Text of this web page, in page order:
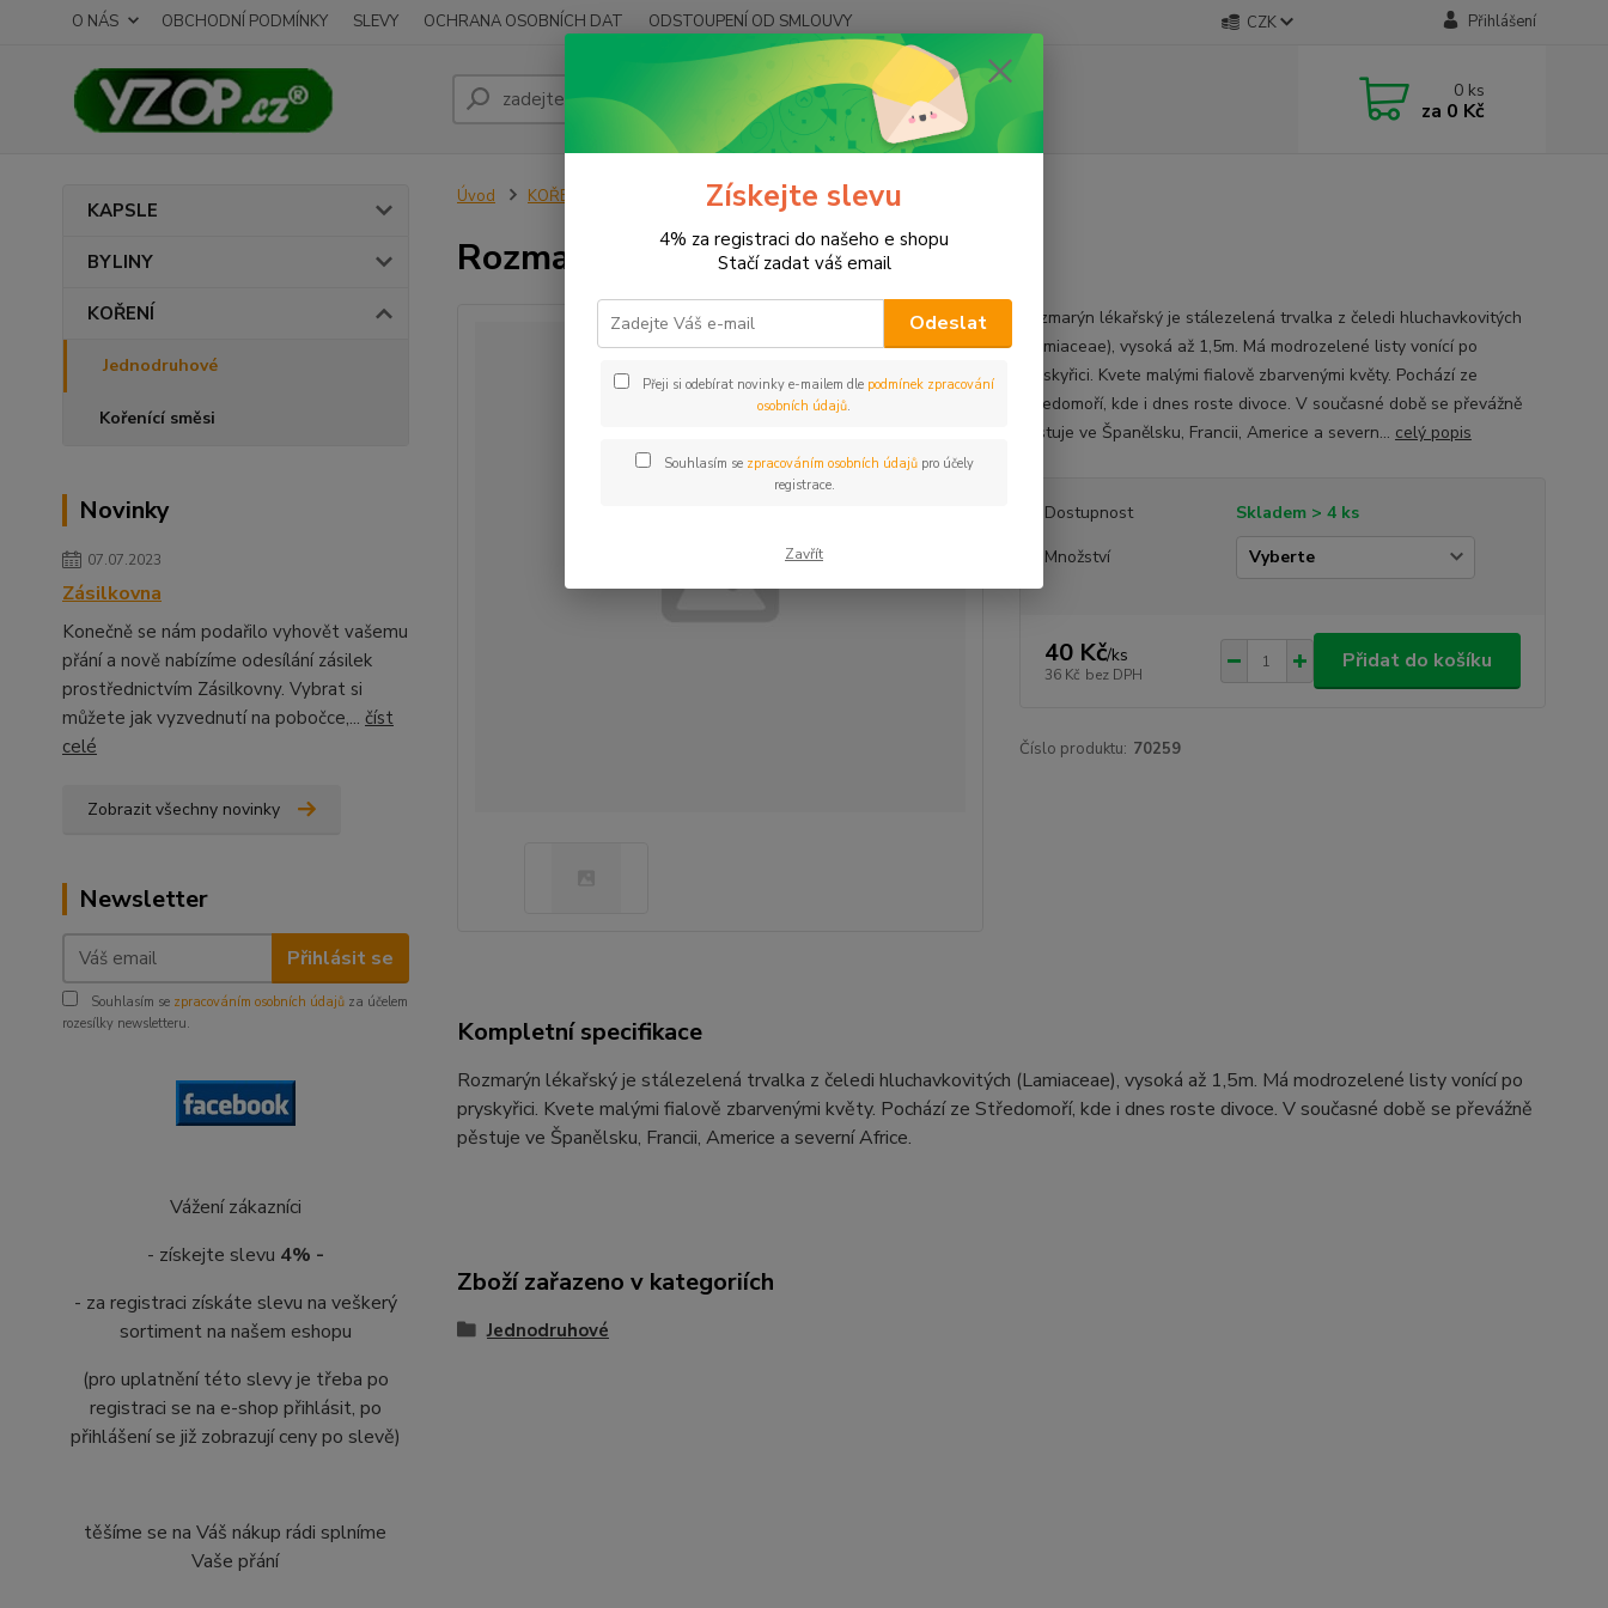
O NÁS OBCHODNÍ PODMÍNKY SLEVY OCHRANA OSOBNÍCH DAT ODSTOUPENÍ OD SMLOUVY CZK Přihlášení
Hledat 0 ks
za 0 Kč
KAPSLE
BYLINY
KOŘENÍ
Jednodruhové
Kořenící směsi
Novinky
07.07.2023
Zásilkovna
Konečně se nám podařilo vyhovět vašemu
přání a nově nabízíme odesílání zásilek
prostřednictvím Zásilkovny. Vybrat si
můžete jak vyzvednutí na pobočce,... číst
celé
Zobrazit všechny novinky
Newsletter
Přihlásit se
Souhlasím se zpracováním osobních údajů za účelem
rozesílky newsletteru.
Vážení zákazníci
- získejte slevu 4% -
- za registraci získáte slevu na veškerý
sortiment na našem eshopu
(pro uplatnění této slevy je třeba po
registraci se na e-shop přihlásit, po
přihlášení se již zobrazují ceny po slevě)
těšíme se na Váš nákup rádi splníme
Vaše přání
Úvod KOŘENÍ Jednodruhové Rozmarýn mletý
Rozmarýn mletý
Rozmarýn lékařský je stálezelená trvalka z čeledi hluchavkovitých
(Lamiaceae), vysoká až 1,5m. Má modrozelené listy vonící po
pryskyřici. Kvete malými fialově zbarvenými květy. Pochází ze
Středomoří, kde i dnes roste divoce. V současné době se převážně
pěstuje ve Španělsku, Francii, Americe a severn... celý popis
Dostupnost
Skladem > 4 ks
Množství
40 Kč/ks
36 Kč bez DPH
Přidat do košíku
Číslo produktu: 70259
Kompletní specifikace
Rozmarýn lékařský je stálezelená trvalka z čeledi hluchavkovitých (Lamiaceae), vysoká až 1,5m. Má modrozelené listy vonící po
pryskyřici. Kvete malými fialově zbarvenými květy. Pochází ze Středomoří, kde i dnes roste divoce. V současné době se převážně
pěstuje ve Španělsku, Francii, Americe a severní Africe.
Zboží zařazeno v kategoriích
Jednodruhové
Získejte slevu
4% za registraci do našeho e shopu
Stačí zadat váš email
Odeslat
Přeji si odebírat novinky e-mailem dle podmínek zpracování
osobních údajů.
Souhlasím se zpracováním osobních údajůpro účely
registrace.
Zavřít